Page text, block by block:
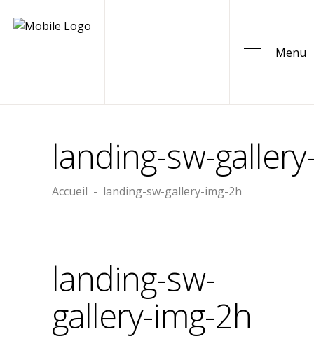
Menu
landing-sw-
Accueil - landing-sw-gallery-img-2h
landing-sw-
gallery-img-2h